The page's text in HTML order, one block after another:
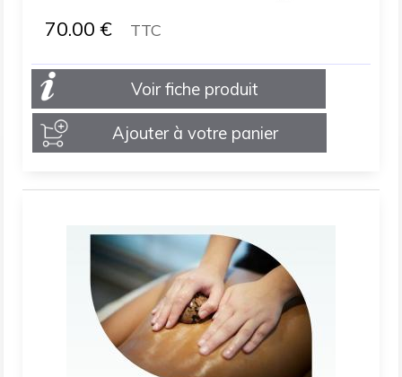
70.00 € TTC
Voir fiche produit
Ajouter à votre panier